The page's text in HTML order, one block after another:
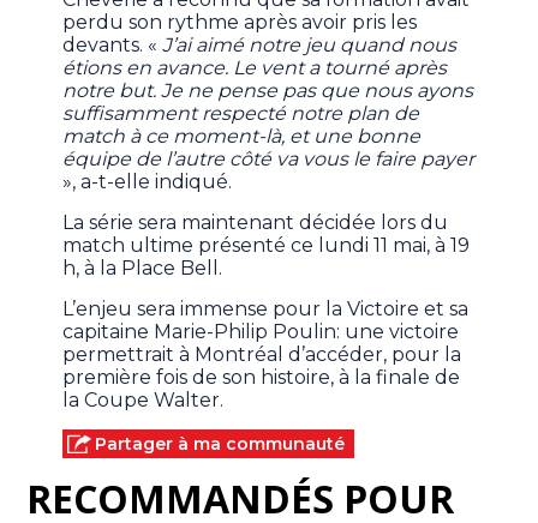
perdu son rythme après avoir pris les
devants. « J’ai aimé notre jeu quand nous
étions en avance. Le vent a tourné après
notre but. Je ne pense pas que nous ayons
suffisamment respecté notre plan de
match à ce moment-là, et une bonne
équipe de l’autre côté va vous le faire payer
», a-t-elle indiqué.
La série sera maintenant décidée lors du
match ultime présenté ce lundi 11 mai, à 19
h, à la Place Bell.
L’enjeu sera immense pour la Victoire et sa
capitaine Marie-Philip Poulin: une victoire
permettrait à Montréal d’accéder, pour la
première fois de son histoire, à la finale de
la Coupe Walter.
Partager à ma communauté
RECOMMANDÉS POUR